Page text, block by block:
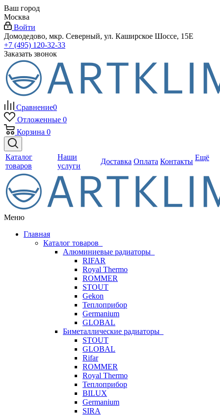
Ваш город
Москва
Войти
Домодедово, мкр. Северный, ул. Каширское Шоссе, 15Е
+7 (495) 120-32-33
Заказать звонок
Сравнение0
Отложенные 0
Корзина 0
Каталог
товаров
Наши
услуги
Доставка Оплата Контакты Ещё
Меню
Главная
Каталог товаров
Алюминиевые радиаторы
RIFAR
Royal Thermo
ROMMER
STOUT
Gekon
Теплоприбор
Germanium
GLOBAL
Биметаллические радиаторы
STOUT
GLOBAL
Rifar
ROMMER
Royal Thermo
Теплоприбор
BILUX
Germanium
SIRA